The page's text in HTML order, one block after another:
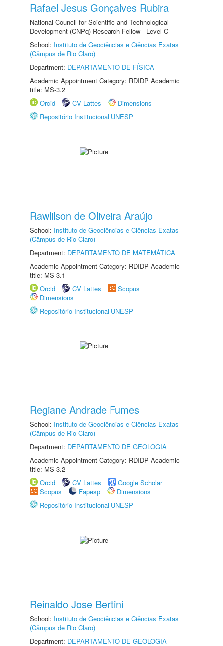
Rafael Jesus Gonçalves Rubira
National Council for Scientific and Technological
Development (CNPq) Research Fellow - Level C
School: Instituto de Geociências e Ciências Exatas
(Câmpus de Rio Claro)
Department: DEPARTAMENTO DE FÍSICA
Academic Appointment Category: RDIDP Academic
title: MS-3.2
Orcid
CV Lattes
Dimensions
Repositório Institucional UNESP
Rawlilson de Oliveira Araújo
School: Instituto de Geociências e Ciências Exatas
(Câmpus de Rio Claro)
Department: DEPARTAMENTO DE MATEMÁTICA
Academic Appointment Category: RDIDP Academic
title: MS-3.1
Orcid
CV Lattes
Scopus
Dimensions
Repositório Institucional UNESP
Regiane Andrade Fumes
School: Instituto de Geociências e Ciências Exatas
(Câmpus de Rio Claro)
Department: DEPARTAMENTO DE GEOLOGIA
Academic Appointment Category: RDIDP Academic
title: MS-3.2
Orcid
CV Lattes
Google Scholar
Scopus
Fapesp
Dimensions
Repositório Institucional UNESP
Reinaldo Jose Bertini
School: Instituto de Geociências e Ciências Exatas
(Câmpus de Rio Claro)
Department: DEPARTAMENTO DE GEOLOGIA